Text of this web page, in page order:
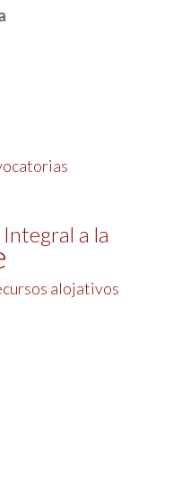
a la
alojativos